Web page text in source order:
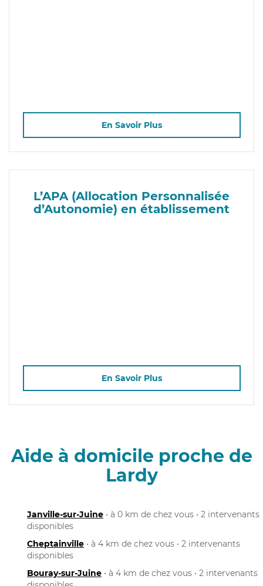
En Savoir Plus
L’APA (Allocation Personnalisée
d’Autonomie) en établissement
En Savoir Plus
Aide à domicile proche de
Lardy
Janville-sur-Juine • à 0 km de chez vous • 2 intervenants
disponibles
Cheptainville • à 4 km de chez vous • 2 intervenants
disponibles
Bouray-sur-Juine • à 4 km de chez vous • 2 intervenants